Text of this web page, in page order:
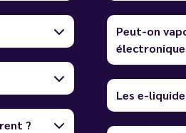
?
Peut-on
électronique
Les e-